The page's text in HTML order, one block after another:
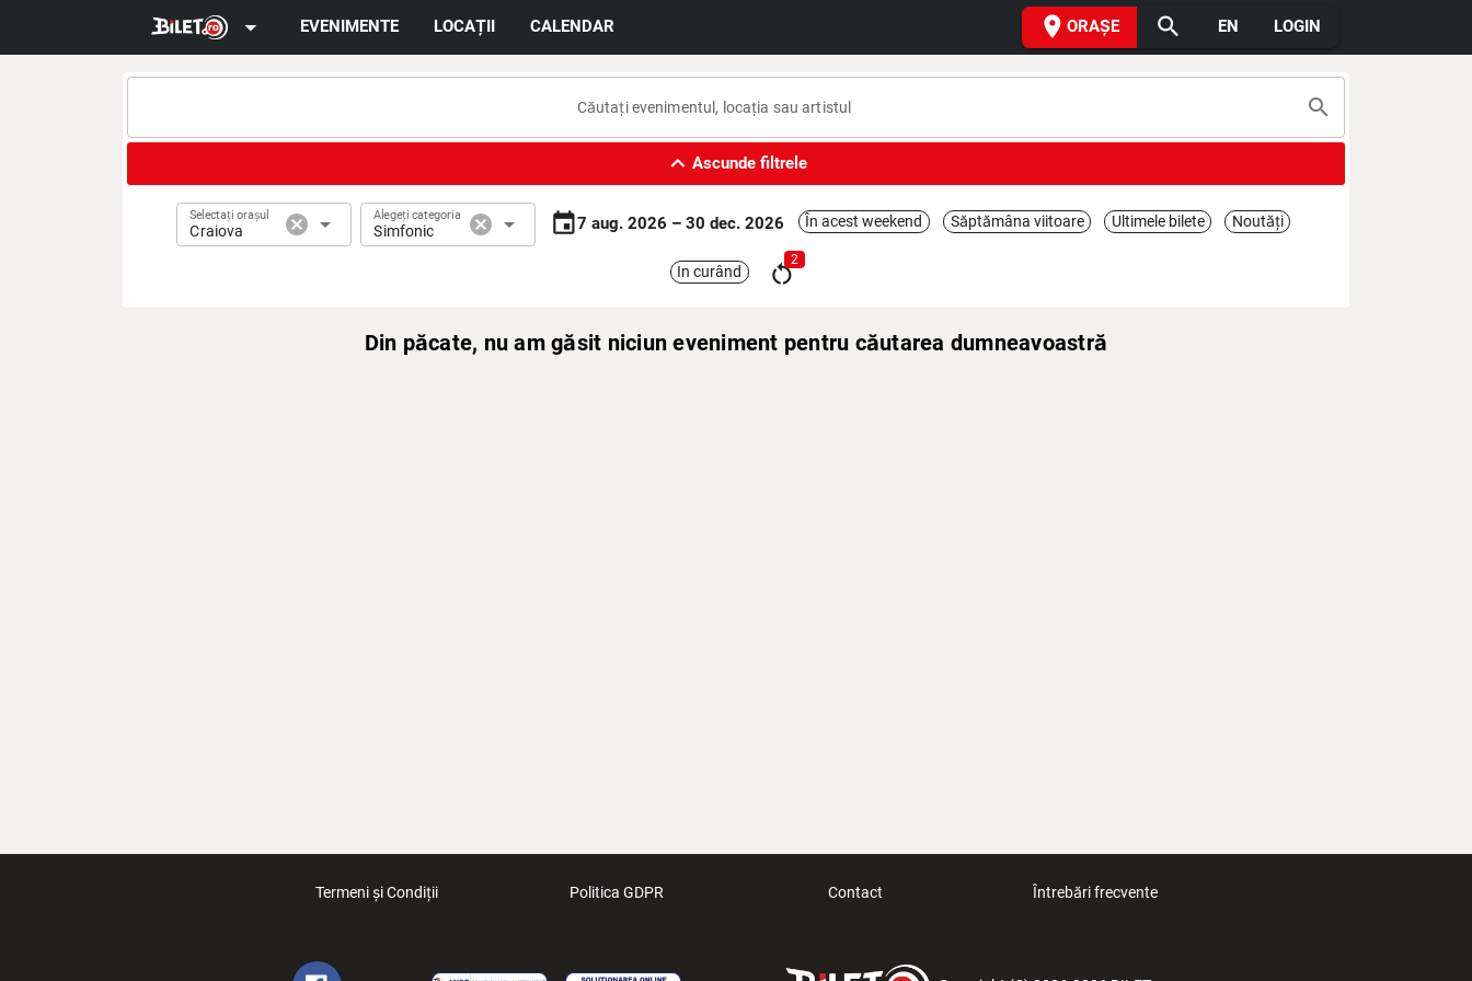
arrow_drop_down EVENIMENTE LOCAȚII CALENDAR placeORAȘE search EN LOGIN
search
expand_lessAscunde filtrele
Selectați orașul
Craiova cancel arrow_drop_down Alegeți categoria
Simfonic cancel arrow_drop_down event7 aug. 2026 – 30 dec. 2026 În acest weekend Săptămâna viitoare Ultimele bilete Noutăți
In curând restart_alt
2
Din păcate, nu am găsit niciun eveniment pentru căutarea dumneavoastră
Termeni și Condiții Politica GDPR Contact Întrebări frecvente